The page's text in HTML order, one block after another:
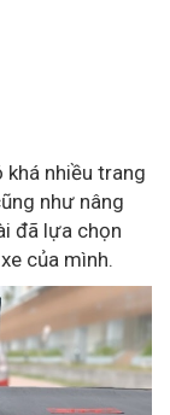
khá nhiều trang
như nâng
đã lựa chọn
của mình.